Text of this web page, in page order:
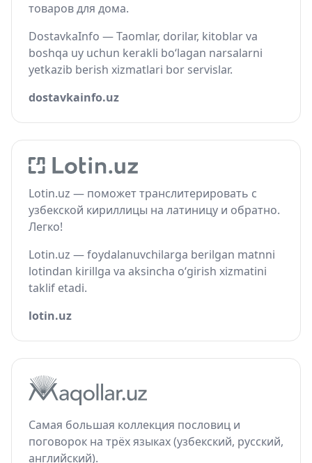
товаров для дома.
DostavkaInfo — Taomlar, dorilar, kitoblar va
boshqa uy uchun kerakli bo‘lagan narsalarni
yetkazib berish xizmatlari bor servislar.
dostavkainfo.uz
Lotin.uz — поможет транслитерировать с
узбекской кириллицы на латиницу и обратно.
Легко!
Lotin.uz — foydalanuvchilarga berilgan matnni
lotindan kirillga va aksincha o‘girish xizmatini
taklif etadi.
lotin.uz
Самая большая коллекция пословиц и
поговорок на трёх языках (узбекский, русский,
английский).